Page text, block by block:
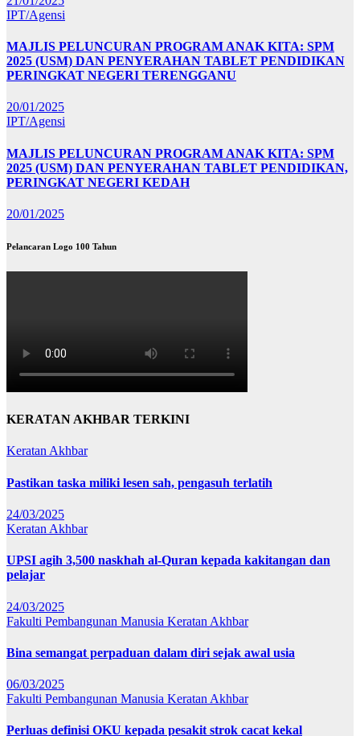
IPT/Agensi
MAJLIS PELUNCURAN PROGRAM ANAK KITA: SPM
2025 (USM) DAN PENYERAHAN TABLET PENDIDIKAN
PERINGKAT NEGERI TERENGGANU
20/01/2025
IPT/Agensi
MAJLIS PELUNCURAN PROGRAM ANAK KITA: SPM
2025 (USM) DAN PENYERAHAN TABLET PENDIDIKAN,
PERINGKAT NEGERI KEDAH
20/01/2025
Pelancaran Logo 100 Tahun
KERATAN AKHBAR TERKINI
Keratan Akhbar
Pastikan taska miliki lesen sah, pengasuh terlatih
24/03/2025
Keratan Akhbar
UPSI agih 3,500 naskhah al-Quran kepada kakitangan dan
pelajar
24/03/2025
Fakulti Pembangunan Manusia Keratan Akhbar
Bina semangat perpaduan dalam diri sejak awal usia
06/03/2025
Fakulti Pembangunan Manusia Keratan Akhbar
Perluas definisi OKU kepada pesakit strok cacat kekal